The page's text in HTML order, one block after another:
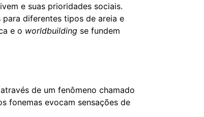
e suas prioridades sociais.
diferentes tipos de areia e
e o worldbuilding se fundem
de um fenômeno chamado
fonemas evocam sensações de